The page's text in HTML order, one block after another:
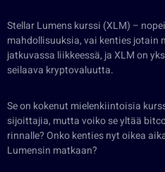
Stellar Lumens kurssi (XLM) –
mahdollisuuksia, vai kenties jotain
jatkuvassa liikkeessä, ja XLM on
seilaava kryptovaluutta.
Se on kokenut mielenkiintoisia
sijoittajia, mutta voiko se yltää
rinnalle? Onko kenties nyt oikea
Lumensin matkaan?